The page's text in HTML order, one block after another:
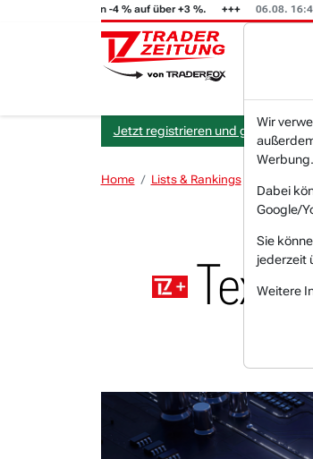
(i) steigt von -4 % auf über +3 %. 06.08. 16:49
Jetzt registrieren und gratis Artikel
Home Lists & Rankings
Wir
Werbung.
Dabei
Google/
Sie
jederzeit
Weitere